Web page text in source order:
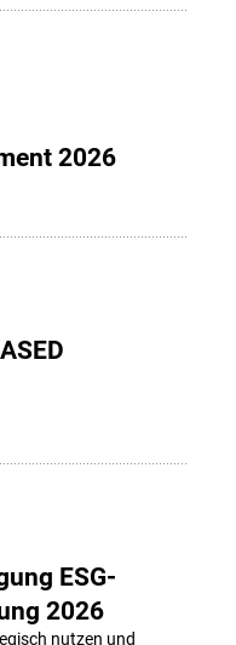
2026
ESG-
2026
nutzen und